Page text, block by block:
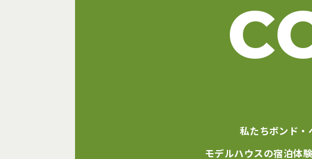
私たちボンド・
モデルハウスの宿泊体